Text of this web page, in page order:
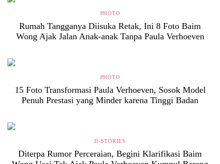
PHOTO
Rumah Tangganya Diisuka Retak, Ini 8 Foto Baim
Wong Ajak Jalan Anak-anak Tanpa Paula Verhoeven
PHOTO
15 Foto Transformasi Paula Verhoeven, Sosok Model
Penuh Prestasi yang Minder karena Tinggi Badan
D-STORIES
Diterpa Rumor Perceraian, Begini Klarifikasi Baim